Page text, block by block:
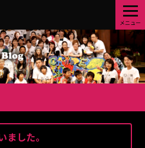
メニュー
した。